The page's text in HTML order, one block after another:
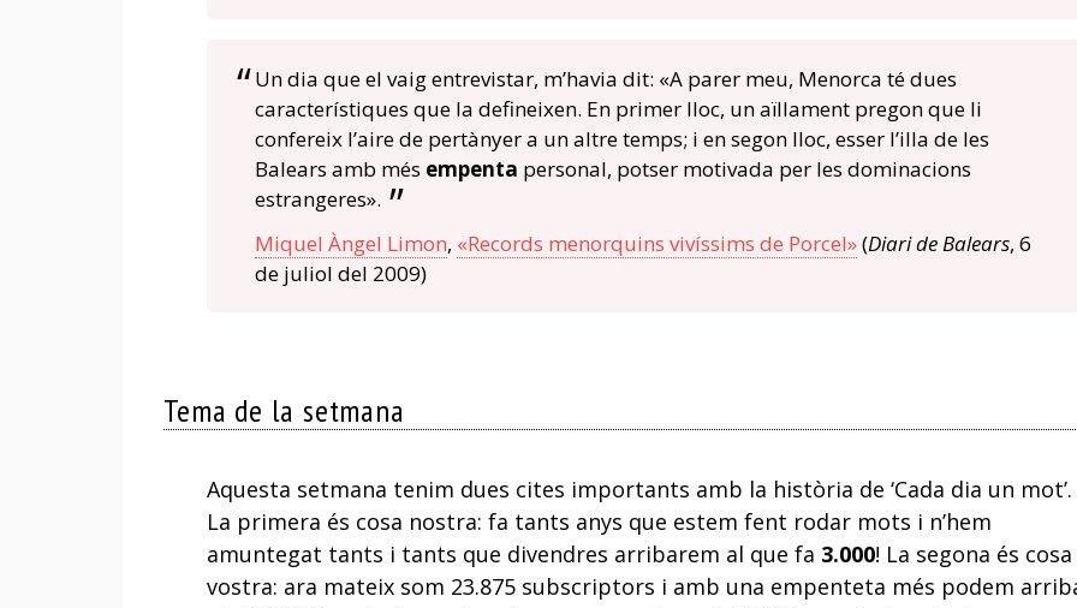
Un dia que el vaig entrevistar, m’havia dit: «A parer meu, Menorca té dues
característiques que la defineixen. En primer lloc, un aïllament pregon que li
confereix l’aire de pertànyer a un altre temps; i en segon lloc, esser l’illa de les
Balears amb més empenta personal, potser motivada per les dominacions
estrangeres».
Miquel Àngel Limon, «Records menorquins vivíssims de Porcel»(Diari de Balears, 6
de juliol del 2009)
Tema de la setmana
Aquesta setmana tenim dues cites importants amb la història de ‘Cada dia un mot’.
La primera és cosa nostra: fa tants anys que estem fent rodar mots i n’hem
amuntegat tants i tants que divendres arribarem al que fa 3.000! La segona és cosa
vostra: ara mateix som 23.875 subscriptors i amb una empenteta més podem